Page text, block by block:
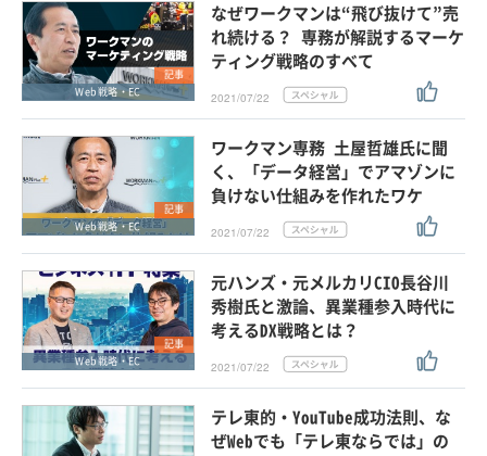
記事
Web戦略・EC
なぜワークマンは“飛び抜けて”売
れ続ける？ 専務が解説するマーケ
ティング戦略のすべて
2021/07/22
記事
Web戦略・EC
ワークマン専務 土屋哲雄氏に聞
く、「データ経営」でアマゾンに
負けない仕組みを作れたワケ
2021/07/22
記事
Web戦略・EC
元ハンズ・元メルカリCIO長谷川
秀樹氏と激論、異業種参入時代に
考えるDX戦略とは？
2021/07/22
テレ東的・YouTube成功法則、な
ぜWebでも「テレ東ならでは」の